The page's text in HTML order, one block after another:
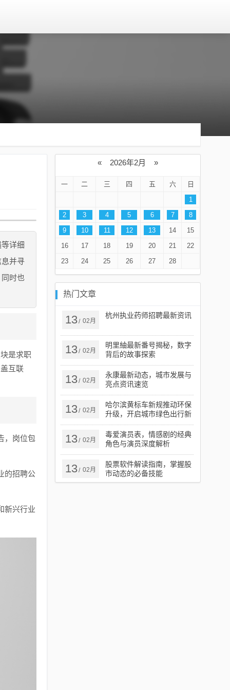
详细
并寻
时也
是求职
互联
，岗位包
的招聘公
新兴行业
« 2026年2月 »
一 二 三 四 五 六
日
1
2
3 4 5 6 7
8
9
10 11 12 13 14
15
16
17 18 19 20 21
22
23
24 25 26 27 28
热门文章
13/ 02月
杭州执业药师招聘最新资讯
13/ 02月
明里紬最新番号揭秘，数字
背后的故事探索
13/ 02月
永康最新动态，城市发展与
亮点资讯速览
13/ 02月
哈尔滨黄标车新规推动环保
升级，开启城市绿色出行新
篇章
13/ 02月
毒爱演员表，情感剧的经典
角色与演员深度解析
13/ 02月
股票软件解读指南，掌握股
市动态的必备技能